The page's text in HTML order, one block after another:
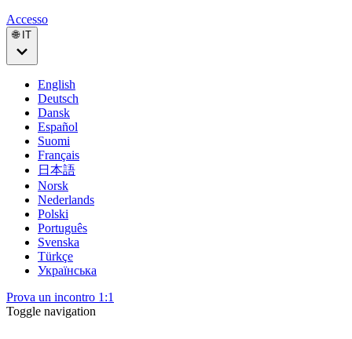
Accesso
🌐 IT
English
Deutsch
Dansk
Español
Suomi
Français
日本語
Norsk
Nederlands
Polski
Português
Svenska
Türkçe
Українська
Prova un incontro 1:1
Toggle navigation